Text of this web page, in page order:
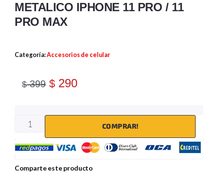
METALICO IPHONE 11 PRO / 11
PRO MAX
Categoría:Accesorios de celular
$399 $ 290
COMPRAR!
Comparte este producto